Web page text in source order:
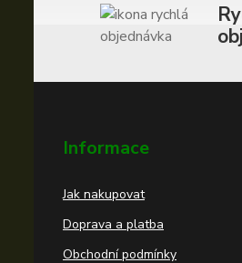
Informace
Jak nakupovat
Doprava a platba
Obchodní podmínky